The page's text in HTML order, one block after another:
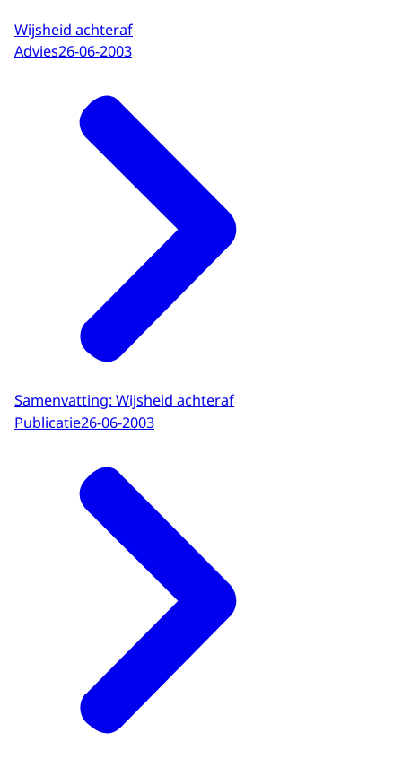
Wijsheid achteraf
Advies26-06-2003
Samenvatting: Wijsheid achteraf
Publicatie26-06-2003